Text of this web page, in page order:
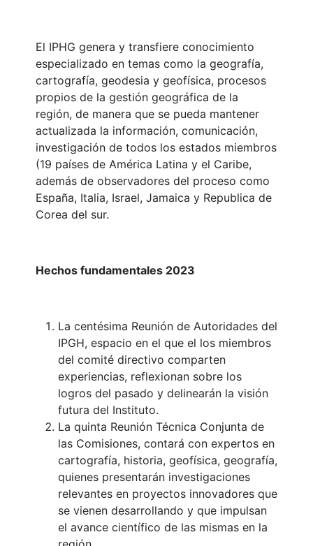
El IPHG genera y transfiere conocimiento
especializado en temas como la geografía,
cartografía, geodesia y geofísica, procesos
propios de la gestión geográfica de la
región, de manera que se pueda mantener
actualizada la información, comunicación,
investigación de todos los estados miembros
(19 países de América Latina y el Caribe,
además de observadores del proceso como
España, Italia, Israel, Jamaica y Republica de
Corea del sur.
Hechos fundamentales 2023
La centésima Reunión de Autoridades del
IPGH, espacio en el que el los miembros
del comité directivo comparten
experiencias, reflexionan sobre los
logros del pasado y delinearán la visión
futura del Instituto.
La quinta Reunión Técnica Conjunta de
las Comisiones, contará con expertos en
cartografía, historia, geofísica, geografía,
quienes presentarán investigaciones
relevantes en proyectos innovadores que
se vienen desarrollando y que impulsan
el avance científico de las mismas en la